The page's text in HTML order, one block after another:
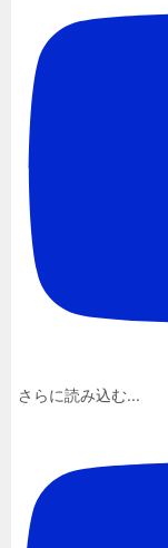
さらに読み込む...